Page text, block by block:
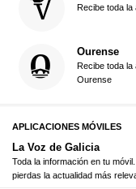
Recibe toda la
Ourense
Recibe toda la
Ourense
APLICACIONES MÓVILES
La Voz de Galicia
Toda la información en tu
pierdas la actualidad más